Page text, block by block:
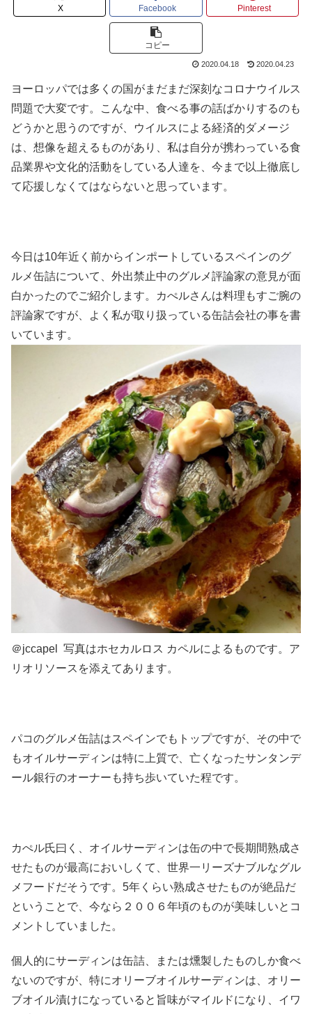
X Facebook Pinterest
コピー
2020.04.18 2020.04.23
ヨーロッパでは多くの国がまだまだ深刻なコロナウイルス
問題で大変です。こんな中、食べる事の話ばかりするのも
どうかと思うのですが、ウイルスによる経済的ダメージ
は、想像を超えるものがあり、私は自分が携わっている食
品業界や文化的活動をしている人達を、今まで以上徹底し
て応援しなくてはならないと思っています。
今日は10年近く前からインポートしているスペインのグ
ルメ缶詰について、外出禁止中のグルメ評論家の意見が面
白かったのでご紹介します。カぺルさんは料理もすご腕の
評論家ですが、よく私が取り扱っている缶詰会社の事を書
いています。
＠jccapel 写真はホセカルロス カペルによるものです。ア
リオリソースを添えてあります。
パコのグルメ缶詰はスペインでもトップですが、その中で
もオイルサーディンは特に上質で、亡くなったサンタンデ
ール銀行のオーナーも持ち歩いていた程です。
カぺル氏曰く、オイルサーディンは缶の中で長期間熟成さ
せたものが最高においしくて、世界一リーズナブルなグル
メフードだそうです。5年くらい熟成させたものが絶品だ
ということで、今なら２００６年頃のものが美味しいとコ
メントしていました。
個人的にサーディンは缶詰、または燻製したものしか食べ
ないのですが、特にオリーブオイルサーディンは、オリー
ブオイル漬けになっていると旨味がマイルドになり、イワ